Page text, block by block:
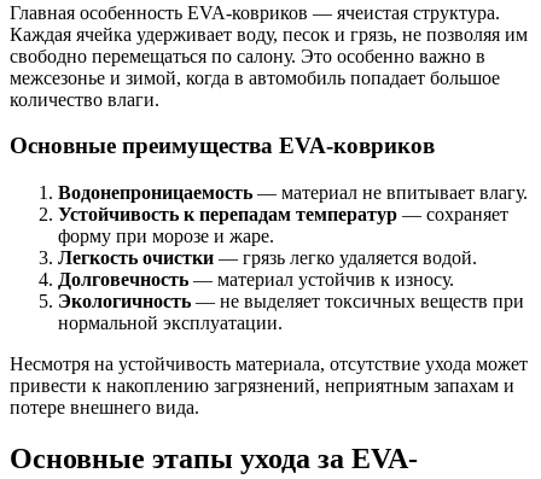
Главная особенность EVA-ковриков — ячеистая структура.
Каждая ячейка удерживает воду, песок и грязь, не позволяя им
свободно перемещаться по салону. Это особенно важно в
межсезонье и зимой, когда в автомобиль попадает большое
количество влаги.
Основные преимущества EVA-ковриков
Водонепроницаемость — материал не впитывает влагу.
Устойчивость к перепадам температур — сохраняет
форму при морозе и жаре.
Легкость очистки — грязь легко удаляется водой.
Долговечность — материал устойчив к износу.
Экологичность — не выделяет токсичных веществ при
нормальной эксплуатации.
Несмотря на устойчивость материала, отсутствие ухода может
привести к накоплению загрязнений, неприятным запахам и
потере внешнего вида.
Основные этапы ухода за EVA-